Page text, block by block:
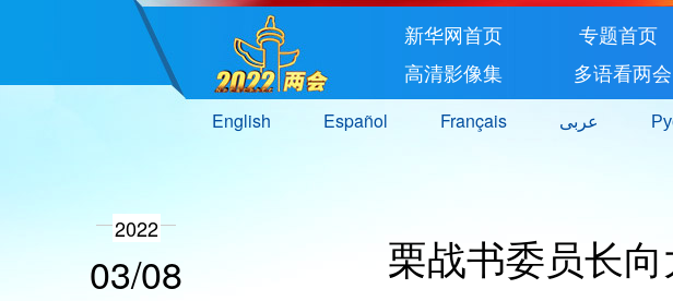
新华网首页 专题首页
高清影像集
多语看两会
English Español Français عربى
2022
03/08 栗战书委员长